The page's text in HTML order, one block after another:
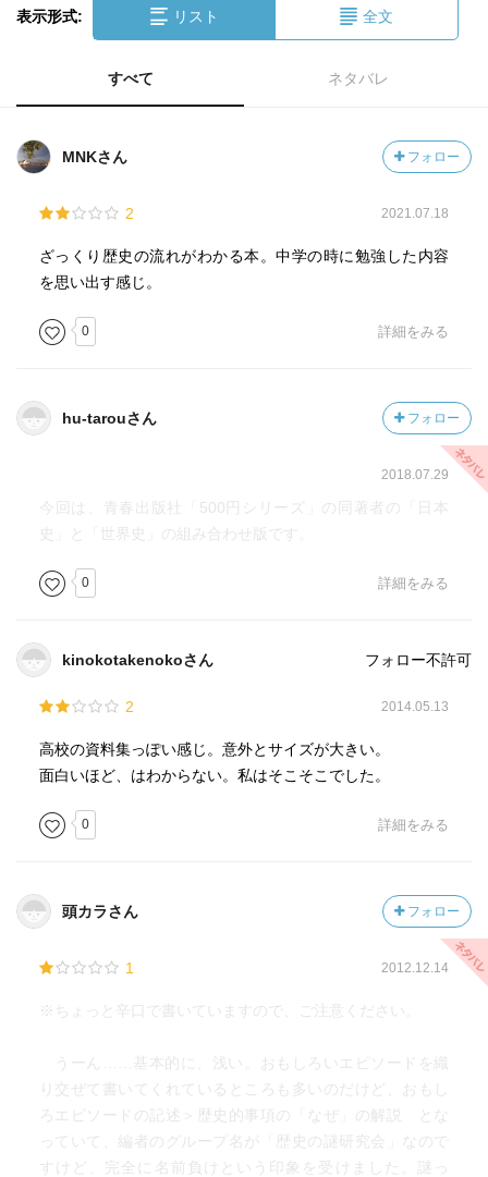
表示形式: リスト 全文
すべて ネタバレ
MNKさん フォロー
2 2021.07.18
ざっくり歴史の流れがわかる本。中学の時に勉強した内容
を思い出す感じ。
0 詳細をみる
hu-tarouさん フォロー
2018.07.29
今回は、青春出版社「500円シリーズ」の同著者の「日本
史」と「世界史」の組み合わせ版です。
0 詳細をみる
kinokotakenokoさん フォロー不許可
2 2014.05.13
高校の資料集っぽい感じ。意外とサイズが大きい。
面白いほど、はわからない。私はそこそこでした。
0 詳細をみる
頭カラさん フォロー
1 2012.12.14
※ちょっと辛口で書いていますので、ご注意ください。
うーん……基本的に、浅い。おもしろいエピソードを織
り交ぜて書いてくれているところも多いのだけど、おもし
ろエピソードの記述＞歴史的事項の「なぜ」の解説 とな
っていて、編者のグループ名が「歴史の謎研究会」なので
すけど、完全に名前負けという印象を受けました。謎っ